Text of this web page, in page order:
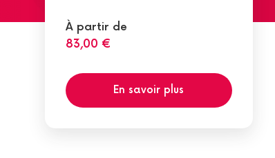
À partir de
83,00 €
En savoir plus